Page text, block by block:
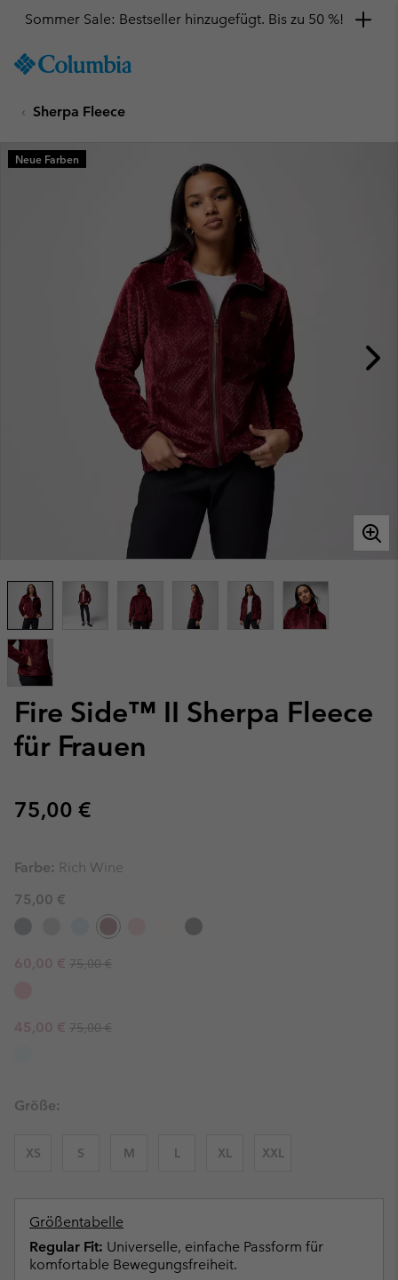
TO
SKIP
MAIN
NAV
Sommer Sale: Bestseller hinzugefügt. Bis zu 50 %!
Sherpa Fleece
Fire Side™ II Sherpa Fleece
für Frauen
Regular price:
75,00 €
Neue Farben
Farbe: Rich Wine
75,00 €
Sale price:
60,00 € Regular price:
75,00 €
Sale price:
45,00 € Regular price:
75,00 €
Größe:
XS S M L XL XXL
Größentabelle
Regular Fit: Universelle, einfache Passform für
komfortable Bewegungsfreiheit.